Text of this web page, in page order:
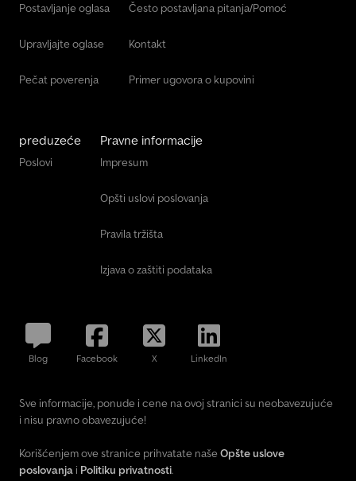
Postavljanje oglasa
Upravljajte oglase
Pečat poverenja
Često postavljana pitanja/Pomoć
Kontakt
Primer ugovora o kupovini
preduzeće
Poslovi
Pravne informacije
Impresum
Opšti uslovi poslovanja
Pravila tržišta
Izjava o zaštiti podataka
Blog Facebook X LinkedIn
Sve informacije, ponude i cene na ovoj stranici su neobavezujuće
i nisu pravno obavezujuće!
Korišćenjem ove stranice prihvatate naše Opšte uslove
poslovanja i Politiku privatnosti.